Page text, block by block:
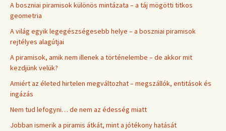
A boszniai piramisok különös mintázata – a táj mögötti titkos
geometria
A világ egyik legegészségesebb helye – a boszniai piramisok
rejtélyes alagútjai
A piramisok, amik nem illenek a történelembe – de akkor mit
kezdjünk velük?
Amiért az életed hirtelen megváltozhat – megszállók, entitások és
ingázás
Nem tud lefogyni… de nem az édesség miatt
Jobban ismerik a piramis átkát, mint a jótékony hatását